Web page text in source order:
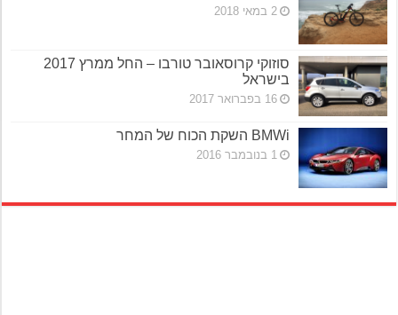
2 במאי 2018
סוזוקי קרוסאובר טורבו – החל ממרץ 2017
בישראל
16 בפברואר 2017
BMWi השקת הכוח של המחר
1 בנובמבר 2016